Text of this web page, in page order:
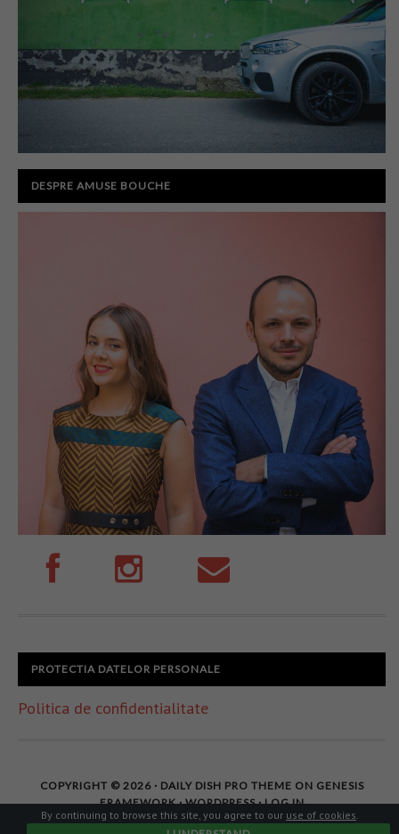
DESPRE AMUSE BOUCHE
PROTECTIA DATELOR PERSONALE
Politica de confidentialitate
COPYRIGHT © 2026 · DAILY DISH PRO THEME ON GENESIS
FRAMEWORK·WORDPRESS·LOG IN
By continuing to browse this site, you agree to our use of cookies.